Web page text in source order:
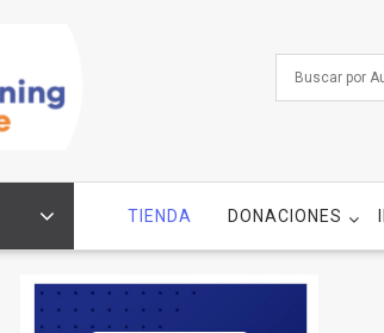
TIENDA DONACIONES